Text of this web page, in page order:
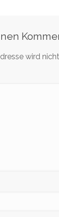
wird